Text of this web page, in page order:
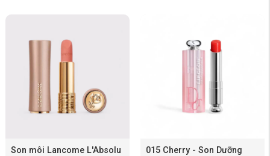
Son môi Lancome L'Absolu
015 Cherry - Son Dưỡng